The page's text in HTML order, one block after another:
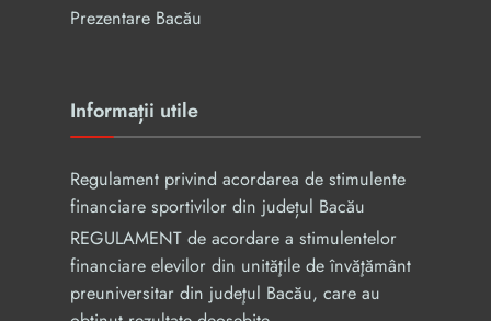
Prezentare Bacău
Informații utile
Regulament privind acordarea de stimulente
financiare sportivilor din județul Bacău
REGULAMENT de acordare a stimulentelor
financiare elevilor din unităţile de învăţământ
preuniversitar din judeţul Bacău, care au